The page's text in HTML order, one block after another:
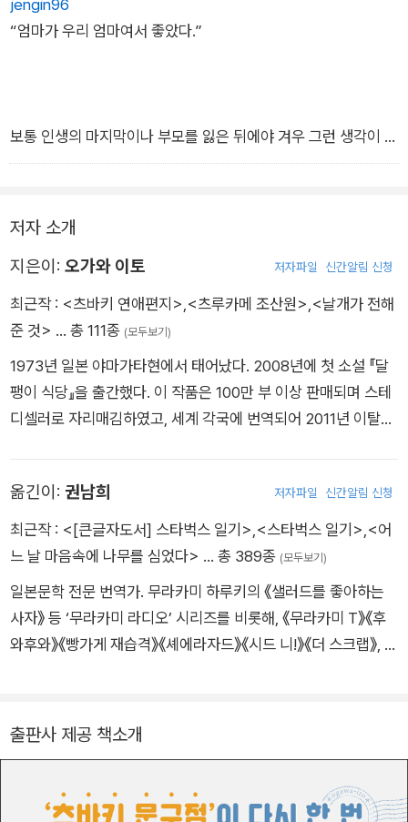
jengin96
“엄마가 우리 엄마여서 좋았다.”
보통 인생의 마지막이나 부모를 잃은 뒤에야 겨우 그런 생각이 들
지 않는가. 나도 선대가 우리 할머니여서 좋았다고 생각한 것은
런 소중한 사실을 깨달았다.
저자 소개
지은이: 오가와 이토 저자파일 신간알림 신청
최근작 : <츠바키 연애편지>,<츠루카메 조산원>,<날개가 전해
준 것> … 총 111종 (모두보기)
1973년 일본 야마가타현에서 태어났다. 2008년에 첫 소설 『달
팽이 식당』을 출간했다. 이 작품은 100만 부 이상 판매되며 스테
디셀러로 자리매김하였고, 세계 각국에 번역되어 2011년 이탈리
국』, 『초초난난』, 『따뜻함을 드세요』, 『패밀리 트리』, 『라이온의
간식』, 『토와의 정원』, 『츠루카메 조산원』 등과 에세이 『양식당
오가와』, 『인생은 불확실한 일 뿐이어서』 등 섬세한 시선으로 사
있다.
옮긴이: 권남희 저자파일 신간알림 신청
최근작 : <[큰글자도서] 스타벅스 일기>,<스타벅스 일기>,<어
느 날 마음속에 나무를 심었다> … 총 389종 (모두보기)
일본문학 전문 번역가. 무라카미 하루키의 《샐러드를 좋아하는
사자》 등 ‘무라카미 라디오’ 시리즈를 비롯해, 《무라카미 T》《후
와후와》《빵가게 재습격》《셰에라자드》《시드 니!》《더 스크랩》, 그
《번역에 살고 죽고》《어느 날 마음속에 나무를 심었다》 등을 썼
출판사 제공 책소개